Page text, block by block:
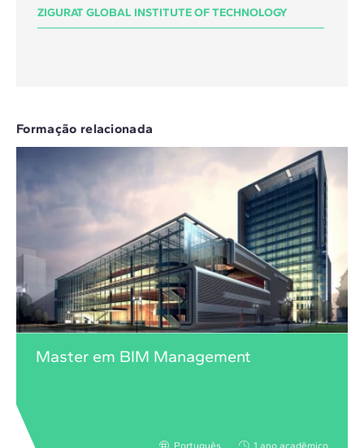
ZIGURAT GLOBAL INSTITUTE OF TECHNOLOGY
Formação relacionada
Master em BIM Management